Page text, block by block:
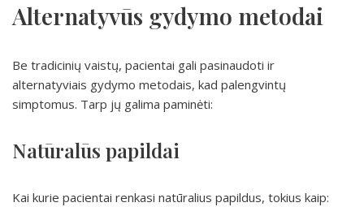
Alternatyvūs gydymo metodai
Be tradicinių vaistų, pacientai gali pasinaudoti ir
alternatyviais gydymo metodais, kad palengvintų
simptomus. Tarp jų galima paminėti:
Natūralūs papildai
Kai kurie pacientai renkasi natūralius papildus, tokius kaip: